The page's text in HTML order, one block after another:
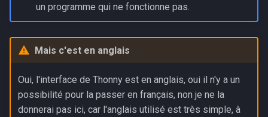
un programme qui ne fonctionne pas.
Mais c'est en anglais
Oui, l'interface de Thonny est en anglais, oui il n'y a un
possibilité pour la passer en français, non je ne la
donnerai pas ici, car l'anglais utilisé est très simple, à